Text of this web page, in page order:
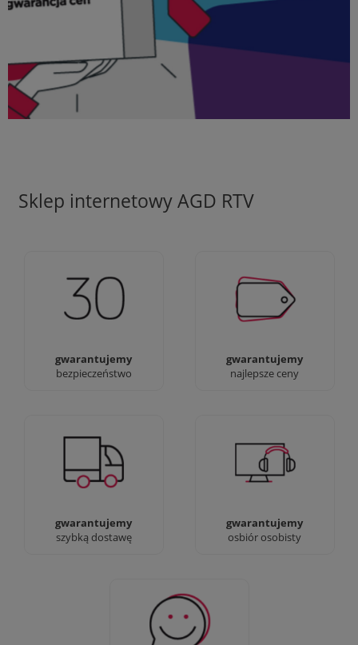
Sklep internetowy AGD RTV
gwarantujemy
bezpieczeństwo
Jesteśmy firmą z 30-
gwarantujemy
najlepsze ceny
Ciężko pracujemy aby
zapewnić najlepsze
gwarantujemy
szybką dostawę
90% dostaw następnego
dnia, bez dopłat!
gwarantujemy
osbiór osobisty
Jesteśmy prawdziwi :)
możesz przyjść i
Sprawdź nasze 100%